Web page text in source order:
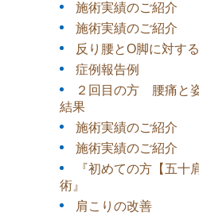
施術実績のご紹介
施術実績のご紹介
反り腰とO脚に対す
症例報告例
２回目の方 腰痛と
結果
施術実績のご紹介
施術実績のご紹介
『初めての方【五十
術』
肩こりの改善